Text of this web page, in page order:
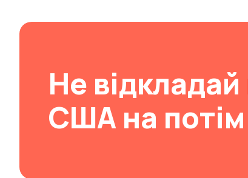
Changhe
Chery
CHERYEXEED
Не відкладай
США на